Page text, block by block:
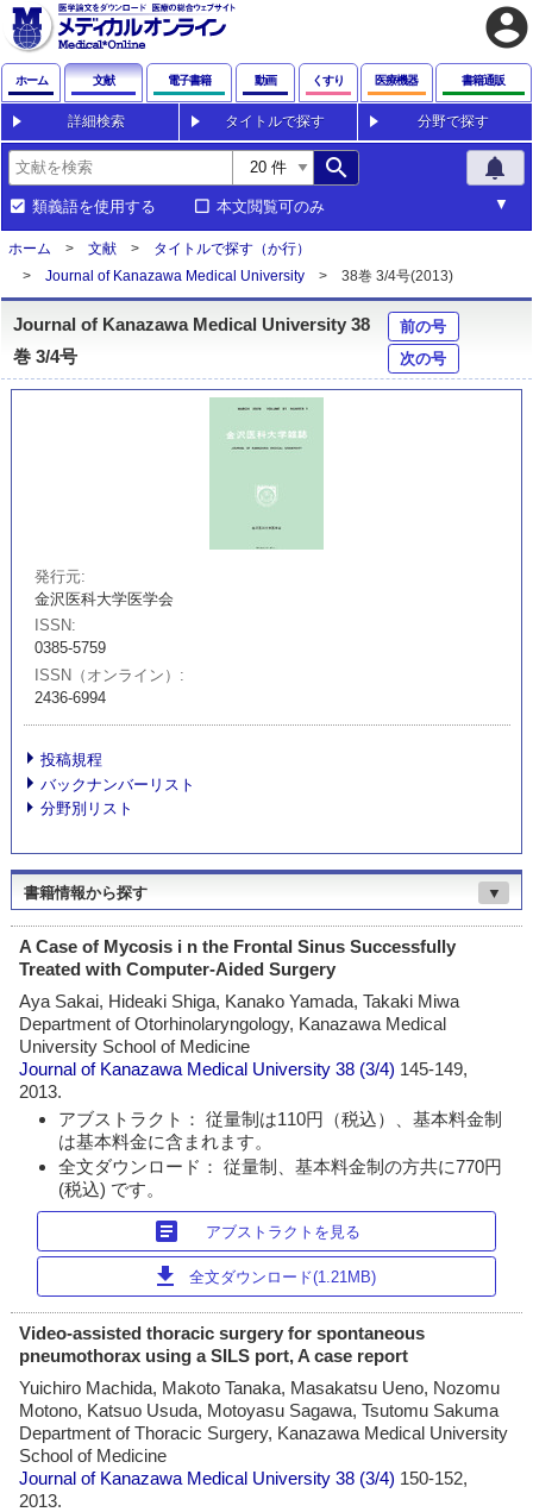
account_circle
ホーム 文献 電子書籍 動画 くすり 医療機器 書籍通販
詳細検索 タイトルで探す 分野で探す
search notifications
類義語を使用する 本文閲覧可のみ
ホーム 文献
タイトルで探す（か行）
Journal of Kanazawa Medical University
38巻 3/4号(2013)
Journal of Kanazawa Medical University 38
巻 3/4号
前の号
次の号
発行元
金沢医科大学医学会
ISSN
0385-5759
ISSN（オンライン）
2436-6994
投稿規程
バックナンバーリスト
分野別リスト
書籍情報から探す ▼
A Case of Mycosis i n the Frontal Sinus Successfully
Treated with Computer-Aided Surgery
Aya Sakai, Hideaki Shiga, Kanako Yamada, Takaki Miwa
Department of Otorhinolaryngology, Kanazawa Medical
University School of Medicine
Journal of Kanazawa Medical University 38 (3/4) 145-149,
2013.
アブストラクト： 従量制は110円（税込）、基本料金制
は基本料金に含まれます。
全文ダウンロード： 従量制、基本料金制の方共に770円
(税込) です。
article アブストラクトを見る
download 全文ダウンロード(1.21MB)
Video-assisted thoracic surgery for spontaneous
pneumothorax using a SILS port, A case report
Yuichiro Machida, Makoto Tanaka, Masakatsu Ueno, Nozomu
Motono, Katsuo Usuda, Motoyasu Sagawa, Tsutomu Sakuma
Department of Thoracic Surgery, Kanazawa Medical University
School of Medicine
Journal of Kanazawa Medical University 38 (3/4) 150-152,
2013.